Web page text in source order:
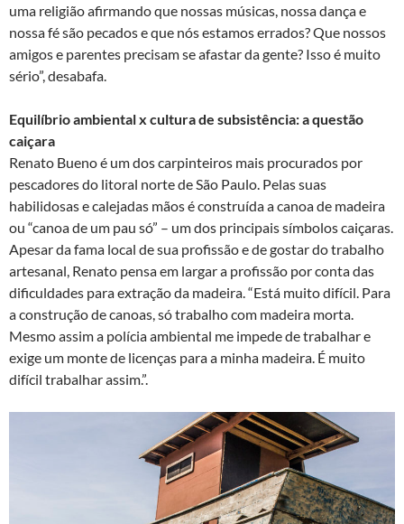
uma religião afirmando que nossas músicas, nossa dança e
nossa fé são pecados e que nós estamos errados? Que nossos
amigos e parentes precisam se afastar da gente? Isso é muito
sério”, desabafa.
Equilíbrio ambiental x cultura de subsistência: a questão
caiçara
Renato Bueno é um dos carpinteiros mais procurados por
pescadores do litoral norte de São Paulo. Pelas suas
habilidosas e calejadas mãos é construída a canoa de madeira
ou “canoa de um pau só” – um dos principais símbolos caiçaras.
Apesar da fama local de sua profissão e de gostar do trabalho
artesanal, Renato pensa em largar a profissão por conta das
dificuldades para extração da madeira. “Está muito difícil. Para
a construção de canoas, só trabalho com madeira morta.
Mesmo assim a polícia ambiental me impede de trabalhar e
exige um monte de licenças para a minha madeira. É muito
difícil trabalhar assim.”.